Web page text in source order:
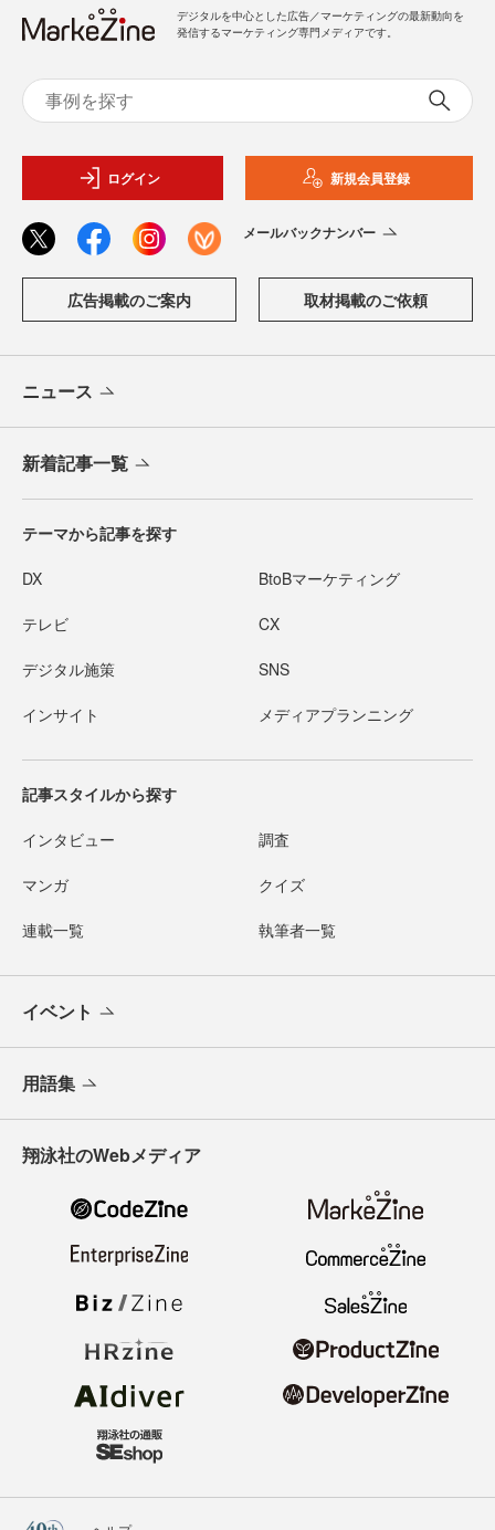
デジタルを中心とした広告／マーケティングの最新動向を
発信するマーケティング専門メディアです。
ログイン 新規会員登録
メールバックナンバー
広告掲載のご案内 取材掲載のご依頼
ニュース
新着記事一覧
テーマから記事を探す
DX BtoBマーケティング
テレビ CX
デジタル施策 SNS
インサイト メディアプランニング
記事スタイルから探す
インタビュー 調査
マンガ クイズ
連載一覧 執筆者一覧
イベント
用語集
翔泳社のWebメディア